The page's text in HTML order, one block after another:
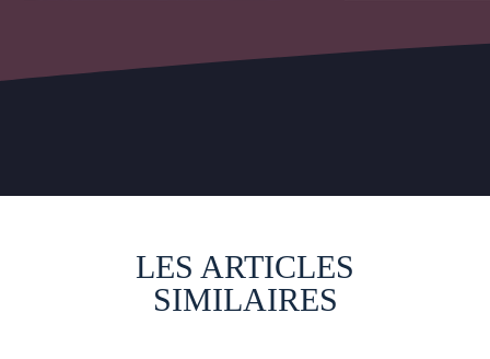
LES ARTICLES
SIMILAIRES